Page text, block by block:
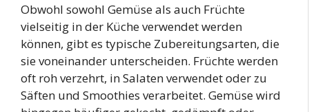
Obwohl sowohl Gemüse als auch Früchte
vielseitig in der Küche verwendet werden
können, gibt es typische Zubereitungsarten, die
sie voneinander unterscheiden. Früchte werden
oft roh verzehrt, in Salaten verwendet oder zu
Säften und Smoothies verarbeitet. Gemüse wird